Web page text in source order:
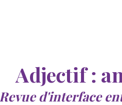
Adjectif :
Revue d'interface